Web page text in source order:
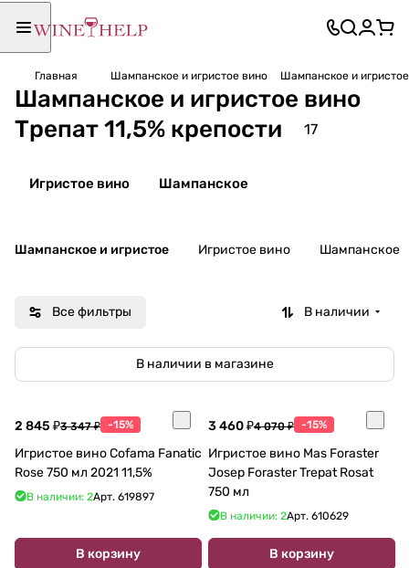
Главная Шампанское и игристое вино Шампанское и игристое
Шампанское и игристое вино
Трепат 11,5% крепости
17
Игристое вино Шампанское
Шампанское и игристое Игристое вино Шампанское
Все фильтры В наличии
В наличии в магазине
2 845 ₽3 347 ₽ -15%
Игристое вино Cofama Fanatic
Rose 750 мл 2021 11,5%
В наличии: 2Арт. 619897
В корзину
3 460 ₽4 070 ₽ -15%
Игристое вино Mas Foraster
Josep Foraster Trepat Rosat
750 мл
В наличии: 2Арт. 610629
В корзину